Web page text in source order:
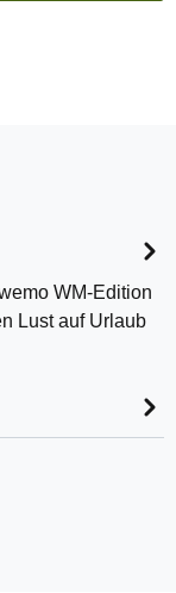
WM-Edition
Lust auf Urlaub